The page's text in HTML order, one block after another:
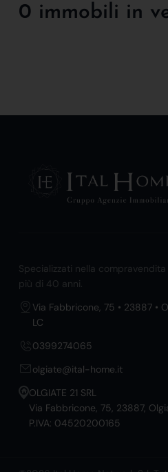
0 immobili in
Specializzati nella
più di 40 anni.
Via Fabbricone, 75 • 23887 •
LC
0399274065
olgiate@ital-home.it
OLGIATE 21 SRL
Via Fabbricone, 75, 23887,
P.IVA: 04520200165